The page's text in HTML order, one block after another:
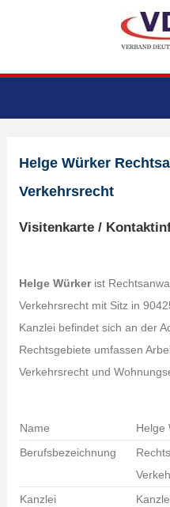
Helge Würker
Verkehrsrecht
Visitenkarte /
Helge Würkerist
Verkehrsrecht mit Sitz in
Kanzlei befindet sich an der
Rechtsgebiete umfassen
Verkehrsrecht und
Name
Helge
Berufsbezeichnung
Kanzlei